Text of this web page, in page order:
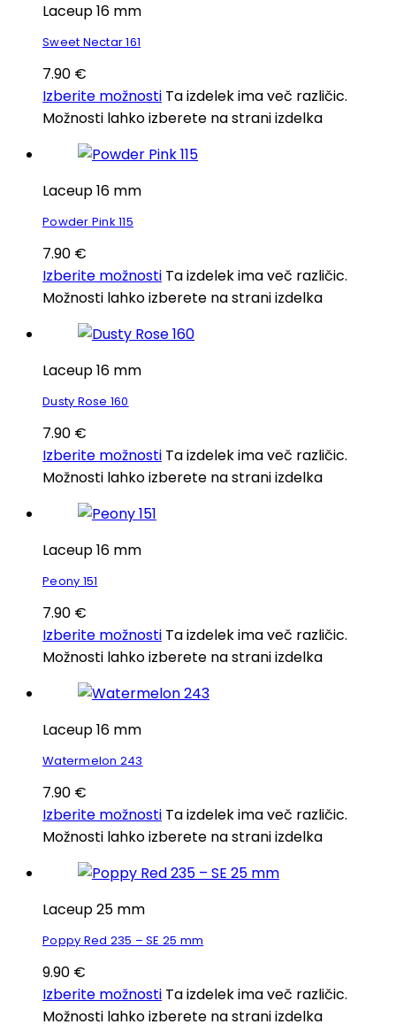
Laceup 16 mm
Sweet Nectar 161
7.90 €
Izberite možnosti Ta izdelek ima več različic.
Možnosti lahko izberete na strani izdelka
Laceup 16 mm
Powder Pink 115
7.90 €
Izberite možnosti Ta izdelek ima več različic.
Možnosti lahko izberete na strani izdelka
Laceup 16 mm
Dusty Rose 160
7.90 €
Izberite možnosti Ta izdelek ima več različic.
Možnosti lahko izberete na strani izdelka
Laceup 16 mm
Peony 151
7.90 €
Izberite možnosti Ta izdelek ima več različic.
Možnosti lahko izberete na strani izdelka
Laceup 16 mm
Watermelon 243
7.90 €
Izberite možnosti Ta izdelek ima več različic.
Možnosti lahko izberete na strani izdelka
Laceup 25 mm
Poppy Red 235 – SE 25 mm
9.90 €
Izberite možnosti Ta izdelek ima več različic.
Možnosti lahko izberete na strani izdelka